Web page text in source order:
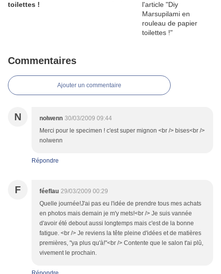
toilettes !
Commentaires
Ajouter un commentaire
N nolwenn 30/03/2009 09:44
Merci pour le specimen ! c'est super mignon <br /> bises<br />
nolwenn
Répondre
F féeflau 29/03/2009 00:29
Quelle journée!J'ai pas eu l'idée de prendre tous mes achats
en photos mais demain je m'y mets!<br /> Je suis vannée
d'avoir été debout aussi longtemps mais c'est de la bonne
fatigue. <br /> Je reviens la tête pleine d'idées et de matières
premières, "ya plus qu'à!"<br /> Contente que le salon t'ai plû,
vivement le prochain.